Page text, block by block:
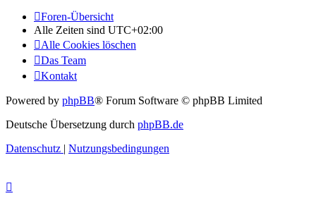
Foren-Übersicht
Alle Zeiten sind UTC+02:00
Alle Cookies löschen
Das Team
Kontakt
Powered by phpBB® Forum Software © phpBB Limited
Deutsche Übersetzung durch phpBB.de
Datenschutz | Nutzungsbedingungen